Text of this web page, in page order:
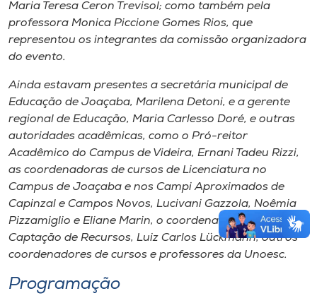
Maria Teresa Ceron Trevisol; como também pela
professora Monica Piccione Gomes Rios, que
representou os integrantes da comissão organizadora
do evento.
Ainda estavam presentes a secretária municipal de
Educação de Joaçaba, Marilena Detoni, e a gerente
regional de Educação, Maria Carlesso Doré, e outras
autoridades acadêmicas, como o Pró-reitor
Acadêmico do Campus de Videira, Ernani Tadeu Rizzi,
as coordenadoras de cursos de Licenciatura no
Campus de Joaçaba e nos Campi Aproximados de
Capinzal e Campos Novos, Lucivani Gazzola, Noêmia
Pizzamiglio e Eliane Marin, o coordenador de
Captação de Recursos, Luiz Carlos Lückmann, outros
coordenadores de cursos e professores da Unoesc.
Programação